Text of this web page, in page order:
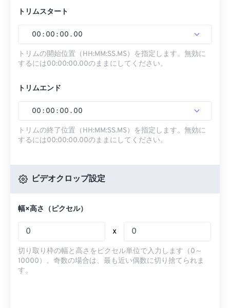
トリムスタート
00 : 00 : 00 . 00
トリムの開始位置（HH:MM:SS.MS）を指定します。無効に
するには00:00:00.00のままにしてください。
トリムエンド
00 : 00 : 00 . 00
トリムの終了位置（HH:MM:SS.MS）を指定します。無効に
するには00:00:00.00のままにしてください。
ビデオクロップ設定
幅×高さ（ピクセル）
x
切り取り枠の幅と高さをピクセル単位で入力します（0～
10000）。奇数の場合は、最も近い偶数に切り捨てられま
す。